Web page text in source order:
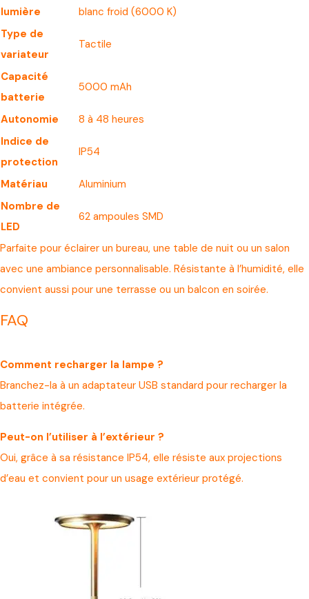
lumière
blanc froid (6000 K)
Type de
variateur
Tactile
Capacité
batterie
5000 mAh
Autonomie
8 à 48 heures
Indice de
protection
IP54
Matériau
Aluminium
Nombre de
LED
62 ampoules SMD
Parfaite pour éclairer un bureau, une table de nuit ou un salon
avec une ambiance personnalisable. Résistante à l’humidité, elle
convient aussi pour une terrasse ou un balcon en soirée.
FAQ
Comment recharger la lampe ?
Branchez-la à un adaptateur USB standard pour recharger la
batterie intégrée.
Peut-on l’utiliser à l’extérieur ?
Oui, grâce à sa résistance IP54, elle résiste aux projections
d’eau et convient pour un usage extérieur protégé.